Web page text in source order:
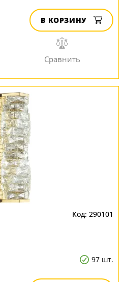
В КОРЗИНУ
290101
97 шт.